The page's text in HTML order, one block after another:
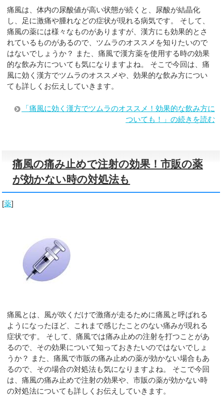
痛風は、体内の尿酸値が高い状態が続くと、尿酸が結晶化
し、足に激痛や腫れなどの症状が現れる病気です。 そして、
痛風の薬には様々なものがありますが、漢方にも効果的とさ
れているものがあるので、ツムラのオススメを知りたいので
はないでしょうか？ また、痛風で漢方薬を使用する時の効果
的な飲み方についても気になりますよね。 そこで今回は、痛
風に効く漢方でツムラのオススメや、効果的な飲み方につい
ても詳しくお伝えしていきます。
「痛風に効く漢方でツムラのオススメ！効果的な飲み方に
ついても！」の続きを読む
痛風の痛み止めで注射の効果！市販の薬
が効かない時の対処法も
[薬]
痛風とは、風が吹くだけで激痛が走るために痛風と呼ばれる
ようになったほど、これまで感じたことのない痛みが現れる
症状です。 そして、痛風では痛み止めの注射を打つことがあ
るので、その効果について知っておきたいのではないでしょ
うか？ また、痛風で市販の痛み止めの薬が効かない場合もあ
るので、その場合の対処法も気になりますよね。 そこで今回
は、痛風の痛み止めで注射の効果や、市販の薬が効かない時
の対処法についても詳しくお伝えしていきます。